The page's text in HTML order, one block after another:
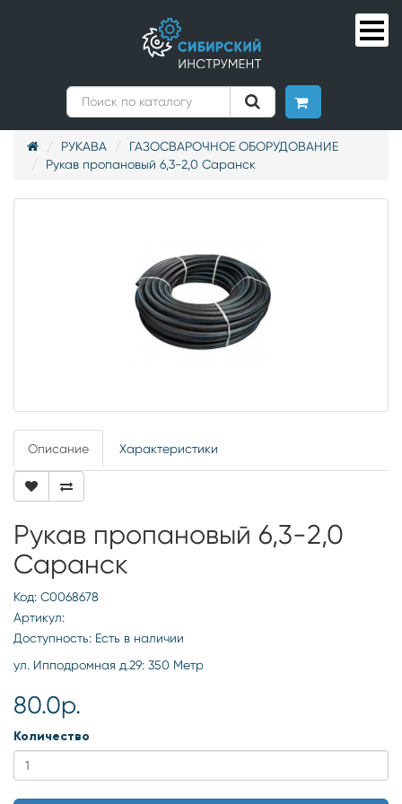
РУКАВА
ГАЗОСВАРОЧНОЕ ОБОРУДОВАНИЕ
Рукав пропановый 6,3-2,0 Саранск
Описание Характеристики
Рукав пропановый 6,3-2,0
Саранск
Код: С0068678
Артикул:
Доступность: Есть в наличии
ул. Ипподромная д.29: 350 Метр
80.0р.
Количество